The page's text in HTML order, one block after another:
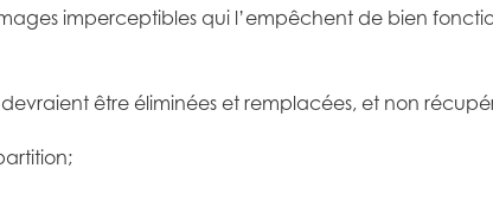
imperceptibles qui l’empêchent de bien
être éliminées et remplacées, et non